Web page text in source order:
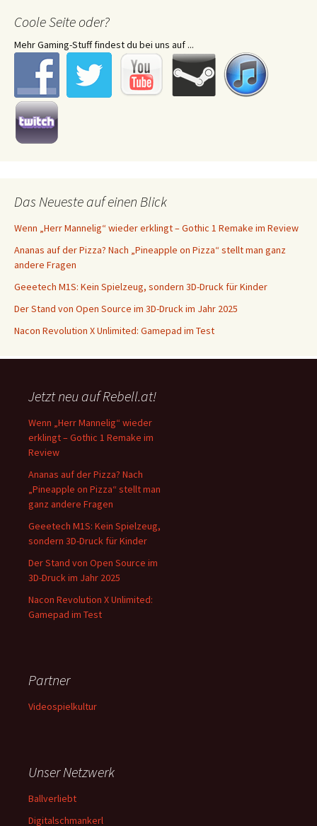
Coole Seite oder?
Mehr Gaming-Stuff findest du bei uns auf ...
Das Neueste auf einen Blick
Wenn „Herr Mannelig“ wieder erklingt – Gothic 1 Remake im Review
Ananas auf der Pizza? Nach „Pineapple on Pizza“ stellt man ganz
andere Fragen
Geeetech M1S: Kein Spielzeug, sondern 3D-Druck für Kinder
Der Stand von Open Source im 3D-Druck im Jahr 2025
Nacon Revolution X Unlimited: Gamepad im Test
Jetzt neu auf Rebell.at!
Wenn „Herr Mannelig“ wieder
erklingt – Gothic 1 Remake im
Review
Ananas auf der Pizza? Nach
„Pineapple on Pizza“ stellt man
ganz andere Fragen
Geeetech M1S: Kein Spielzeug,
sondern 3D-Druck für Kinder
Der Stand von Open Source im
3D-Druck im Jahr 2025
Nacon Revolution X Unlimited:
Gamepad im Test
Partner
Videospielkultur
Unser Netzwerk
Ballverliebt
Digitalschmankerl